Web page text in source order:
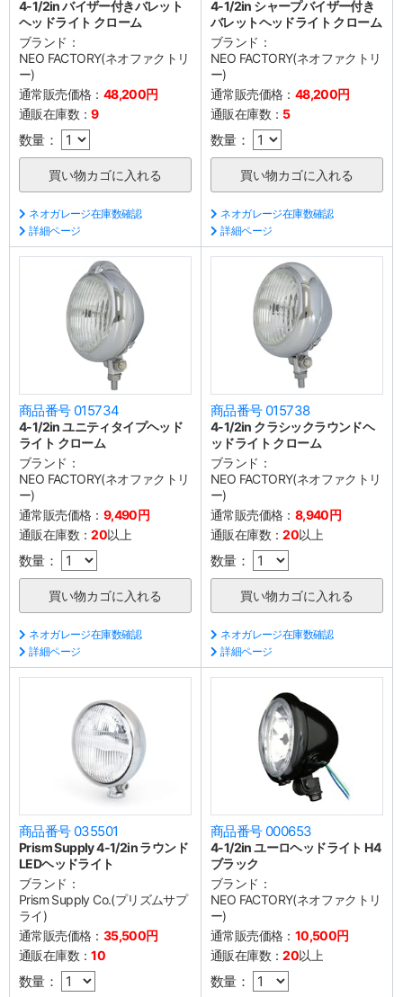
4-1/2in バイザー付きバレット
ヘッドライト クローム
ブランド：
NEO FACTORY(ネオファクトリ
ー)
通常販売価格： 48,200円
通販在庫数：9
数量：
ネオガレージ在庫数確認
詳細ページ
4-1/2in シャープバイザー付き
バレットヘッドライト クローム
ブランド：
NEO FACTORY(ネオファクトリ
ー)
通常販売価格： 48,200円
通販在庫数： 5
数量：
ネオガレージ在庫数確認
詳細ページ
商品番号 015734
4-1/2in ユニティタイプヘッド
ライト クローム
ブランド：
NEO FACTORY(ネオファクトリ
ー)
通常販売価格： 9,490円
通販在庫数：20以上
数量：
ネオガレージ在庫数確認
詳細ページ
商品番号 015738
4-1/2in クラシックラウンドヘ
ッドライト クローム
ブランド：
NEO FACTORY(ネオファクトリ
ー)
通常販売価格： 8,940円
通販在庫数：20以上
数量：
ネオガレージ在庫数確認
詳細ページ
商品番号 035501
Prism Supply 4-1/2in ラウンド
LEDヘッドライト
ブランド：
Prism Supply Co.(プリズムサプ
ライ)
通常販売価格： 35,500円
通販在庫数：10
数量：
商品番号 000653
4-1/2in ユーロヘッドライト H4
ブラック
ブランド：
NEO FACTORY(ネオファクトリ
ー)
通常販売価格： 10,500円
通販在庫数：20以上
数量：